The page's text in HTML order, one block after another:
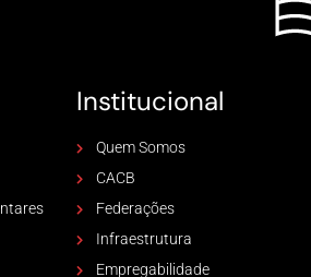
Institucional
Quem Somos
CACB
Federações
Infraestrutura
Empregabilidade